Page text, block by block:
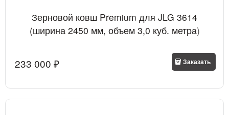
Зерновой ковш Premium для JLG 3614
(ширина 2450 мм, объем 3,0 куб. метра)
233 000 ₽ Заказать